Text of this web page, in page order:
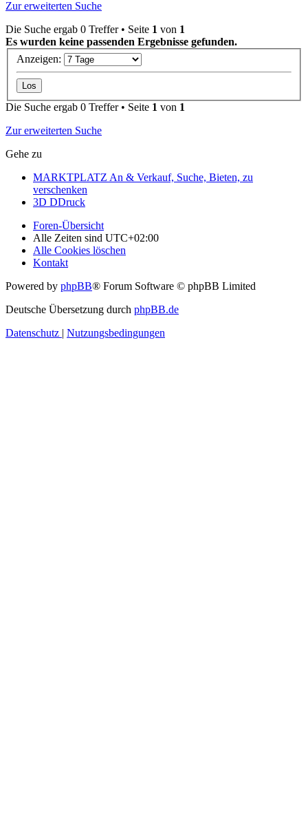
Zur erweiterten Suche
Die Suche ergab 0 Treffer • Seite 1 von 1
Es wurden keine passenden Ergebnisse gefunden.
Anzeigen:
Die Suche ergab 0 Treffer • Seite 1 von 1
Zur erweiterten Suche
Gehe zu
MARKTPLATZ An & Verkauf, Suche, Bieten, zu
verschenken
3D DDruck
Foren-Übersicht
Alle Zeiten sind UTC+02:00
Alle Cookies löschen
Kontakt
Powered by phpBB® Forum Software © phpBB Limited
Deutsche Übersetzung durch phpBB.de
Datenschutz | Nutzungsbedingungen